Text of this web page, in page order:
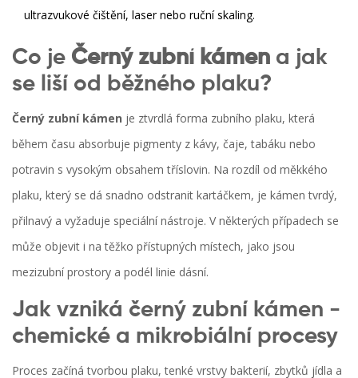
ultrazvukové čištění, laser nebo ruční skaling.
Co je Černý zubní kámen a jak
se liší od běžného plaku?
Černý zubní kámen je ztvrdlá forma zubního plaku, která
během času absorbuje pigmenty z kávy, čaje, tabáku nebo
potravin s vysokým obsahem tříslovin. Na rozdíl od měkkého
plaku, který se dá snadno odstranit kartáčkem, je kámen tvrdý,
přilnavý a vyžaduje speciální nástroje. V některých případech se
může objevit i na těžko přístupných místech, jako jsou
mezizubní prostory a podél linie dásní.
Jak vzniká černý zubní kámen -
chemické a mikrobiální procesy
Proces začíná tvorbou plaku, tenké vrstvy bakterií, zbytků jídla a